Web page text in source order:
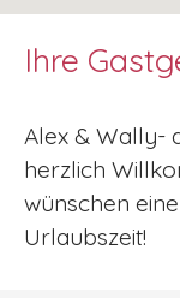
Ihre
Alex & Wally-
herzlich
wünschen
Urlaubszeit!